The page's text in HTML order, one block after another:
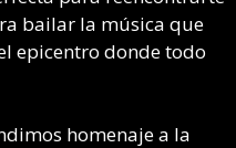
bailar la música que
epicentro donde todo
homenaje a la